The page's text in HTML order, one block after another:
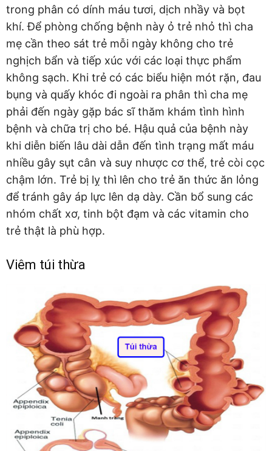
trong phân có dính máu tươi, dịch nhầy và bọt
khí. Để phòng chống bệnh này ỏ trẻ nhỏ thì cha
mẹ cần theo sát trẻ mỗi ngày không cho trẻ
nghịch bẩn và tiếp xúc với các loại thực phẩm
không sạch. Khi trẻ có các biểu hiện mót rặn, đau
bụng và quấy khóc đi ngoài ra phân thì cha mẹ
phải đến ngày gặp bác sĩ thăm khám tình hình
bệnh và chữa trị cho bé. Hậu quả của bệnh này
khi diễn biến lâu dài dẫn đến tình trạng mất máu
nhiều gây sụt cân và suy nhược cơ thể, trẻ còi cọc
chậm lớn. Trẻ bị lỵ thì lên cho trẻ ăn thức ăn lỏng
để tránh gây áp lực lên dạ dày. Cần bổ sung các
nhóm chất xơ, tinh bột đạm và các vitamin cho
trẻ thật là phù hợp.
Viêm túi thừa